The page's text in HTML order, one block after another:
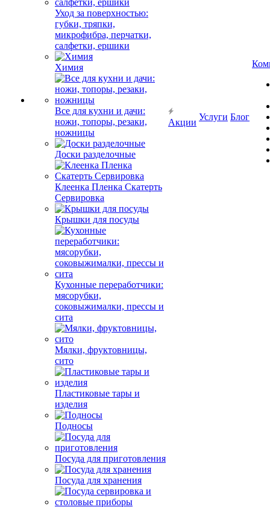
Уход за поверхностью:
губки, тряпки,
микрофибра, перчатки,
салфетки, ершики
Химия
Все для кухни и дачи:
ножи, топоры, резаки,
ножницы
Доски разделочные
Клеенка Пленка Скатерть
Сервировка
Крышки для посуды
Кухонные переработчики:
мясорубки,
соковыжималки, прессы и
сита
Мялки, фруктовницы,
сито
Пластиковые тары и
изделия
Подносы
Посуда для приготовления
Посуда для хранения
Акции
Услуги Блог